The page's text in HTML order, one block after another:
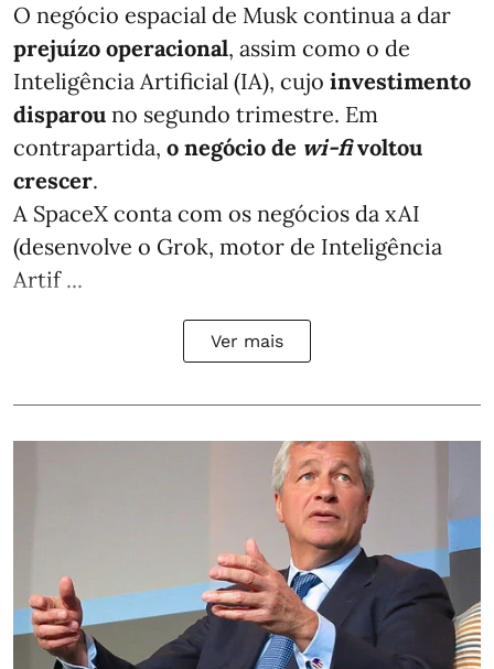
O negócio espacial de Musk continua a dar
prejuízo operacional, assim como o de
Inteligência Artificial (IA), cujo investimento
disparou no segundo trimestre. Em
contrapartida, o negócio de wi-fivoltou
crescer.
A SpaceX conta com os negócios da xAI
(desenvolve o Grok, motor de Inteligência
Artif ...
Ver mais